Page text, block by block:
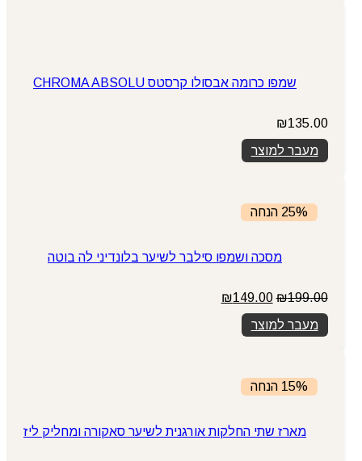
שמפו כרומה אבסולו קרסטס CHROMA ABSOLU
₪135.00
מעבר למוצר
25% הנחה
מסכה ושמפו סילבר לשיער בלונדיני לה בוטה
₪199.00
המחיר
המקורי
היה:
₪199.00.
₪149.00
מעבר למוצר
15% הנחה
מארז שתי החלקות אורגנית לשיער סאקורה ומחליק ליז